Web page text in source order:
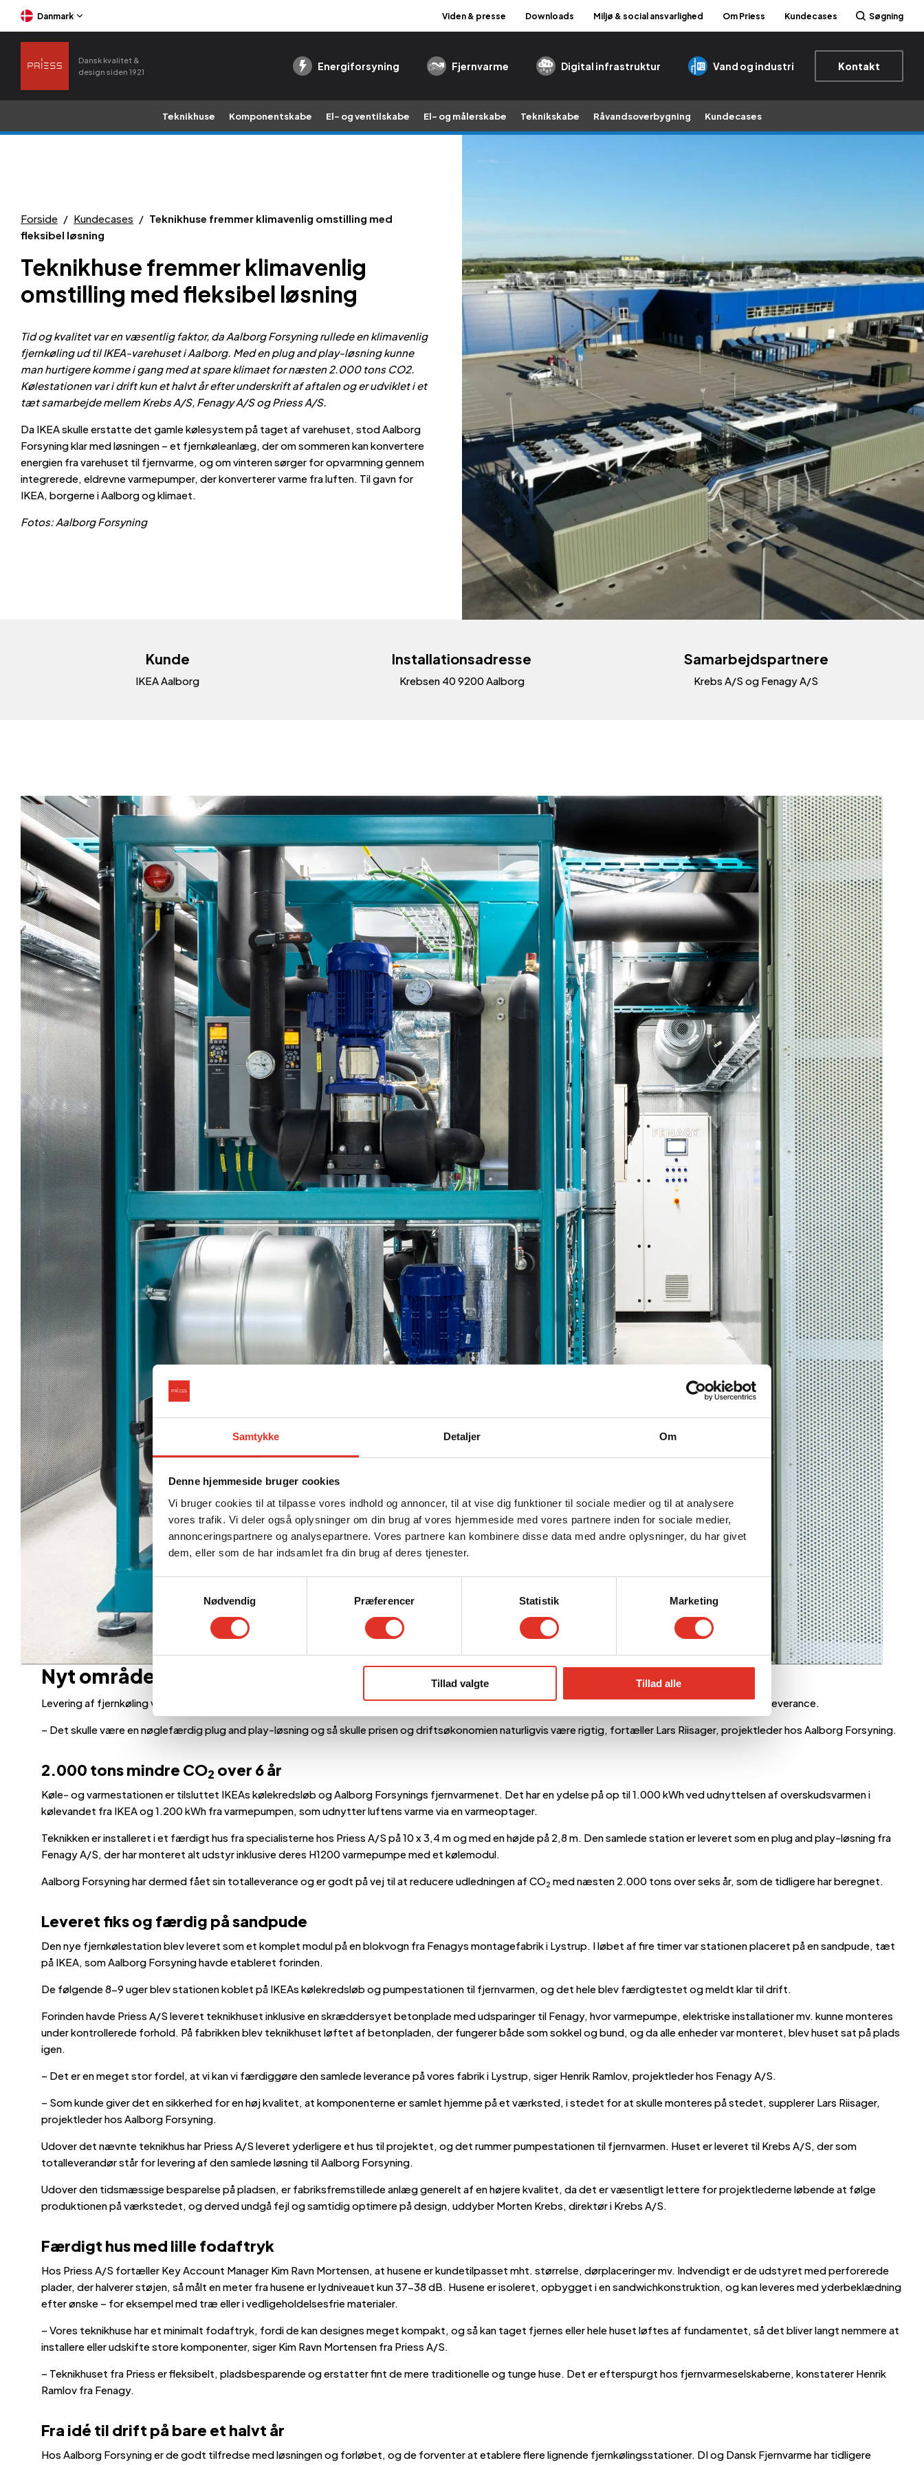
Samtykke Detaljer Om
Denne hjemmeside bruger cookies
Vi bruger cookies til at tilpasse vores indhold og annoncer, til at vise dig funktioner til sociale medier og til at analysere
vores trafik. Vi deler også oplysninger om din brug af vores hjemmeside med vores partnere inden for sociale medier,
annonceringspartnere og analysepartnere. Vores partnere kan kombinere disse data med andre oplysninger, du har givet
dem, eller som de har indsamlet fra din brug af deres tjenester.
Nødvendig
Præferencer Statistik Marketing
Tillad valgte Tillad alle
Danmark Viden & presse Downloads Miljø & social ansvarlighed Om Priess Kundecases Søgning
Dansk kvalitet &
design siden 1921
Energiforsyning Fjernvarme Digital infrastruktur Vand og industri Kontakt
Teknikhuse Komponentskabe El- og ventilskabe El- og målerskabe Teknikskabe Råvandsoverbygning Kundecases
Forside / Kundecases / Teknikhuse fremmer klimavenlig omstilling med
fleksibel løsning
Teknikhuse fremmer klimavenlig
omstilling med fleksibel løsning
Tid og kvalitet var en væsentlig faktor, da Aalborg Forsyning rullede en klimavenlig
fjernkøling ud til IKEA-varehuset i Aalborg. Med en plug and play-løsning kunne
man hurtigere komme i gang med at spare klimaet for næsten 2.000 tons CO2.
Kølestationen var i drift kun et halvt år efter underskrift af aftalen og er udviklet i et
tæt samarbejde mellem Krebs A/S, Fenagy A/S og Priess A/S.
Da IKEA skulle erstatte det gamle kølesystem på taget af varehuset, stod Aalborg
Forsyning klar med løsningen – et fjernkøleanlæg, der om sommeren kan konvertere
energien fra varehuset til fjernvarme, og om vinteren sørger for opvarmning gennem
integrerede, eldrevne varmepumper, der konverterer varme fra luften. Til gavn for
IKEA, borgerne i Aalborg og klimaet.
Fotos: Aalborg Forsyning
Kunde
IKEA Aalborg
Installationsadresse
Krebsen 40 9200 Aalborg
Samarbejdspartnere
Krebs A/S og Fenagy A/S
Nyt område for Aalborg Forsyning
Levering af fjernkøling var et nyt område for Aalborg Forsyning, som derfor ønskede den tekniske løsning udviklet, designet og installeret som en totalleverance.
– Det skulle være en nøglefærdig plug and play-løsning og så skulle prisen og driftsøkonomien naturligvis være rigtig, fortæller Lars Riisager, projektleder hos Aalborg Forsyning.
2.000 tons mindre CO2 over 6 år
Køle- og varmestationen er tilsluttet IKEAs kølekredsløb og Aalborg Forsynings fjernvarmenet. Det har en ydelse på op til 1.000 kWh ved udnyttelsen af overskudsvarmen i
kølevandet fra IKEA og 1.200 kWh fra varmepumpen, som udnytter luftens varme via en varmeoptager.
Teknikken er installeret i et færdigt hus fra specialisterne hos Priess A/S på 10 x 3,4 m og med en højde på 2,8 m. Den samlede station er leveret som en plug and play-løsning fra
Fenagy A/S, der har monteret alt udstyr inklusive deres H1200 varmepumpe med et kølemodul.
Aalborg Forsyning har dermed fået sin totalleverance og er godt på vej til at reducere udledningen af CO2 med næsten 2.000 tons over seks år, som de tidligere har beregnet.
Leveret fiks og færdig på sandpude
Den nye fjernkølestation blev leveret som et komplet modul på en blokvogn fra Fenagys montagefabrik i Lystrup. I løbet af fire timer var stationen placeret på en sandpude, tæt
på IKEA, som Aalborg Forsyning havde etableret forinden.
De følgende 8-9 uger blev stationen koblet på IKEAs kølekredsløb og pumpestationen til fjernvarmen, og det hele blev færdigtestet og meldt klar til drift.
Forinden havde Priess A/S leveret teknikhuset inklusive en skræddersyet betonplade med udsparinger til Fenagy, hvor varmepumpe, elektriske installationer mv. kunne monteres
under kontrollerede forhold. På fabrikken blev teknikhuset løftet af betonpladen, der fungerer både som sokkel og bund, og da alle enheder var monteret, blev huset sat på plads
igen.
– Det er en meget stor fordel, at vi kan vi færdiggøre den samlede leverance på vores fabrik i Lystrup, siger Henrik Ramlov, projektleder hos Fenagy A/S.
– Som kunde giver det en sikkerhed for en høj kvalitet, at komponenterne er samlet hjemme på et værksted, i stedet for at skulle monteres på stedet, supplerer Lars Riisager,
projektleder hos Aalborg Forsyning.
Udover det nævnte teknikhus har Priess A/S leveret yderligere et hus til projektet, og det rummer pumpestationen til fjernvarmen. Huset er leveret til Krebs A/S, der som
totalleverandør står for levering af den samlede løsning til Aalborg Forsyning.
Udover den tidsmæssige besparelse på pladsen, er fabriksfremstillede anlæg generelt af en højere kvalitet, da det er væsentligt lettere for projektlederne løbende at følge
produktionen på værkstedet, og derved undgå fejl og samtidig optimere på design, uddyber Morten Krebs, direktør i Krebs A/S.
Færdigt hus med lille fodaftryk
Hos Priess A/S fortæller Key Account Manager Kim Ravn Mortensen, at husene er kundetilpasset mht. størrelse, dørplaceringer mv. Indvendigt er de udstyret med perforerede
plader, der halverer støjen, så målt en meter fra husene er lydniveauet kun 37-38 dB. Husene er isoleret, opbygget i en sandwichkonstruktion, og kan leveres med yderbeklædning
efter ønske – for eksempel med træ eller i vedligeholdelsesfrie materialer.
– Vores teknikhuse har et minimalt fodaftryk, fordi de kan designes meget kompakt, og så kan taget fjernes eller hele huset løftes af fundamentet, så det bliver langt nemmere at
installere eller udskifte store komponenter, siger Kim Ravn Mortensen fra Priess A/S.
– Teknikhuset fra Priess er fleksibelt, pladsbesparende og erstatter fint de mere traditionelle og tunge huse. Det er efterspurgt hos fjernvarmeselskaberne, konstaterer Henrik
Ramlov fra Fenagy.
Fra idé til drift på bare et halvt år
Hos Aalborg Forsyning er de godt tilfredse med løsningen og forløbet, og de forventer at etablere flere lignende fjernkølingsstationer. DI og Dansk Fjernvarme har tidligere